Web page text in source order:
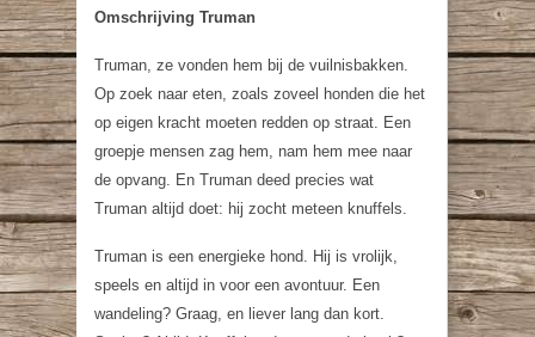
Omschrijving Truman
Truman, ze vonden hem bij de vuilnisbakken.
Op zoek naar eten, zoals zoveel honden die het
op eigen kracht moeten redden op straat. Een
groepje mensen zag hem, nam hem mee naar
de opvang. En Truman deed precies wat
Truman altijd doet: hij zocht meteen knuffels.
Truman is een energieke hond. Hij is vrolijk,
speels en altijd in voor een avontuur. Een
wandeling? Graag, en liever lang dan kort.